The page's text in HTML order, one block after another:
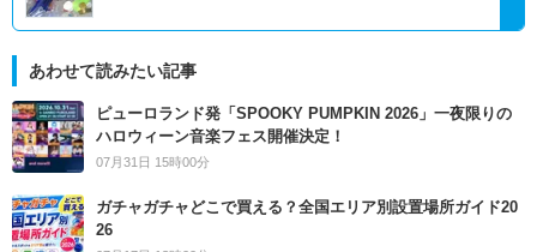
あわせて読みたい記事
ピューロランド発「SPOOKY PUMPKIN 2026」一夜限りの
ハロウィーン音楽フェス開催決定！
07月31日 15時00分
ガチャガチャどこで買える？全国エリア別設置場所ガイド20
26